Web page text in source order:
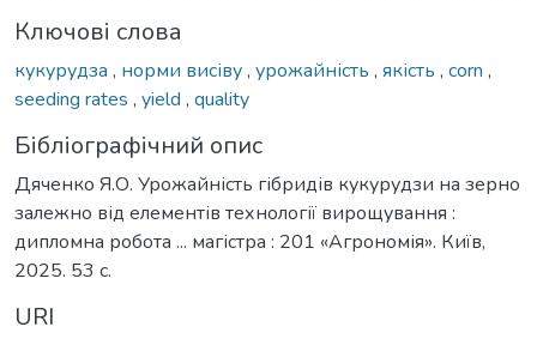
Ключові слова
кукурудза , норми висіву, урожайність , якість , corn ,
seeding rates , yield , quality
Бібліографічний опис
Дяченко Я.О. Урожайність гібридів кукурудзи на зерно
залежно від елементів технології вирощування :
дипломна робота ... магістра : 201 «Агрономія». Київ,
2025. 53 с.
URI